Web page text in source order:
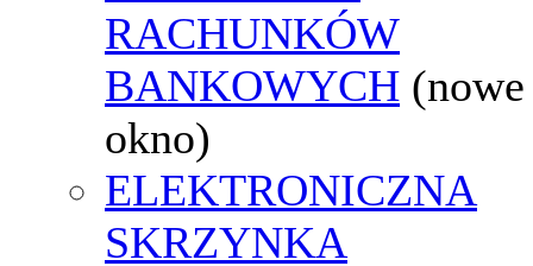
RACHUNKÓW
BANKOWYCH (nowe
okno)
ELEKTRONICZNA
SKRZYNKA